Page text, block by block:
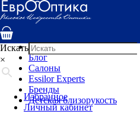
Услуги
Специалисты
Детская оптика
Блог
Салоны
Essilor Experts
Бренды
Детская близорукость
Искать
×
Избранное
Личный кабинет